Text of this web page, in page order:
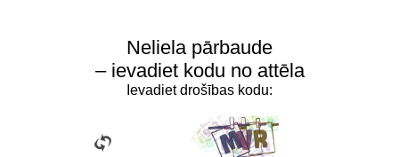
Neliela pārbaude
– ievadiet kodu no attēla
Ievadiet drošības kodu: